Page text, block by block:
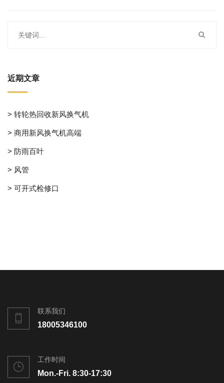
近期文章
> 转轮热回收新风换气机
> 商用新风换气机高端
> 防雨百叶
> 风管
> 可开式检修口
联系我们
18005346100
工作时间
Mon.-Fri. 8:30-17:30